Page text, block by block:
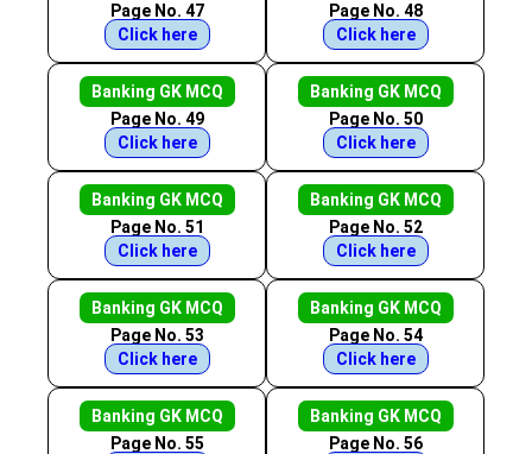
Page No. 47
Click here
Page No. 48
Click here
Banking GK MCQ
Page No. 49
Click here
Banking GK MCQ
Page No. 50
Click here
Banking GK MCQ
Page No. 51
Click here
Banking GK MCQ
Page No. 52
Click here
Banking GK MCQ
Page No. 53
Click here
Banking GK MCQ
Page No. 54
Click here
Banking GK MCQ
Page No. 55
Banking GK MCQ
Page No. 56